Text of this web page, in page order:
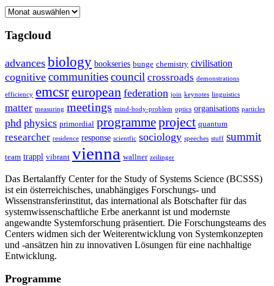
Archive
Tagcloud
advances biology bookseries bunge chemistry civilisation
cognitive communitiescouncil crossroads demonstrations
efficiency emcsreuropean federation join keynotes linguistics
matter measuring meetings mind-body-problem optics organisations particles
phd physics primordial programmeproject quantum
researcher residence response scientfic sociology speeches stuff summit
team trappl vibrant vienna wallner zeilinger
Das Bertalanffy Center for the Study of Systems Science (BCSSS)
ist ein österreichisches, unabhängiges Forschungs- und
Wissenstransferinstitut, das international als Botschafter für das
systemwissenschaftliche Erbe anerkannt ist und modernste
angewandte Systemforschung präsentiert. Die Forschungsteams des
Centers widmen sich der Weiterentwicklung von Systemkonzepten
und -ansätzen hin zu innovativen Lösungen für eine nachhaltige
Entwicklung.
Programme